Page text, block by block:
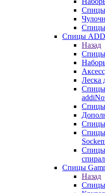
Спицы
Спицы
Спицы
Назад
Леска
Спицы
Спицы
Спицы
Спицы
Спицы
Спицы
Назад
Спицы